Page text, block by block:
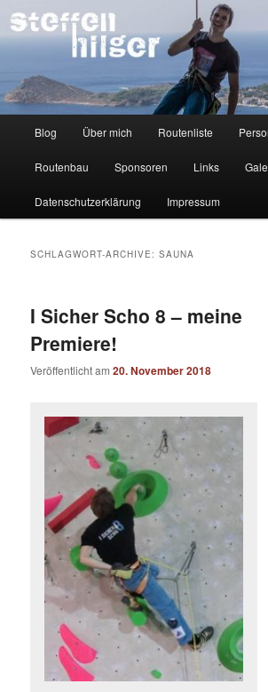
Zum
Inhalt
wechseln
Zum
sekundären
Inhalt
Steffen Hilger
Blog Über mich Routenliste
Routenbau Sponsoren Links
Datenschutzerklärung Impressum
SCHLAGWORT-ARCHIVE:SAUNA
I Sicher Scho 8 – meine
Premiere!
Veröffentlicht am20. November 2018